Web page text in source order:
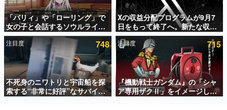
アプリセール情報
インタビュー
連載・特集一覧
殿堂入り記事
SNS拡散数が数千以上！ ページビュー数万以上！ などな
ど。多くの人々に読まれた、電ファミ渾身の“殿堂入り”記
事をまとめました。
「パリィ」や「ローリング」で
女の子と会話するソウルライク
恋愛ゲーム『小早川さんはソウ
ルライク』無料公開。返事に失
敗すると「YOU DIED」
Xの収益分配プログラムが9月7
日をもって終了へ。新たな収益
化制度「Original Content
Rewards Program」を発表
注目度 748
不死身のニワトリと宇宙船を探
索する“非常に好評”なサバイバ
ルゲーム『Breathedge』が無
注目度 715
『機動戦士ガンダム』の「シャ
ア専用ザクⅡ」をイメージした
散水ホースリールが予約開始。